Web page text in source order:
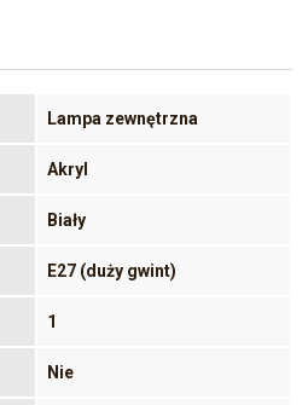
Lampa zewnętrzna
Akryl
Biały
E27 (duży gwint)
1
Nie